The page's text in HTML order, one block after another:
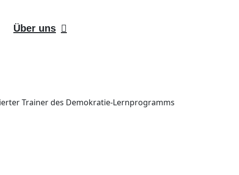
Über uns
Trainer des Demokratie-Lernprogramms